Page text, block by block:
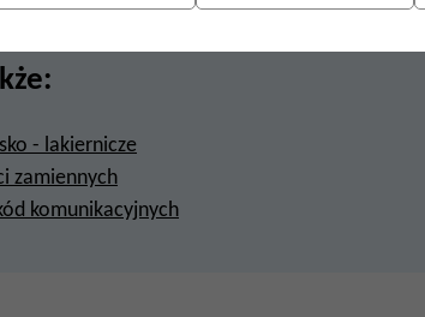
- lakiernicze
zamiennych
komunikacyjnych